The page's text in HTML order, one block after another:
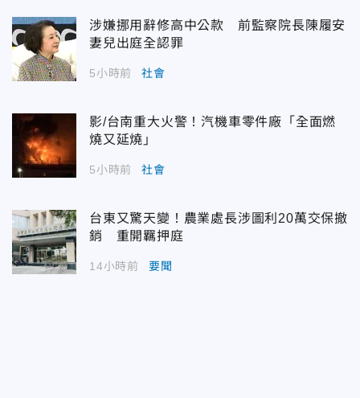
涉嫌挪用辭修高中公款 前監察院長陳履安
妻兒出庭全認罪
5小時前 社會
影/台南重大火警！汽機車零件廠「全面燃
燒又延燒」
5小時前 社會
台東又驚天變！農業處長涉圖利20萬交保撤
銷 重開羈押庭
14小時前 要聞